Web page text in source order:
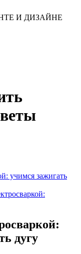
И ДИЗАЙНЕ
учимся зажигать
дугу